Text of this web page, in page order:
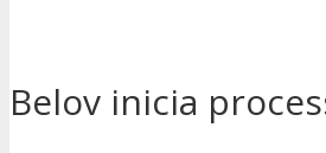
Belov inicia